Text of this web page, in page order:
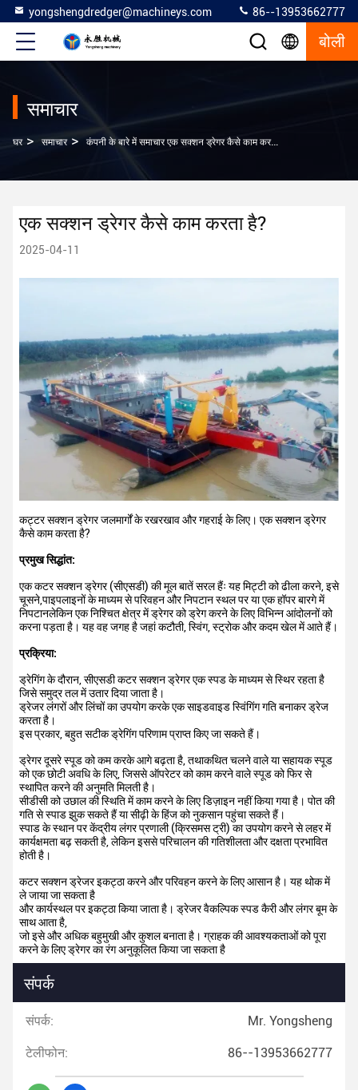
yongshengdredger@machineys.com 86--13953662777
बोली
समाचार
घर > समाचार > कंपनी के बारे में समाचार एक सक्शन ड्रेगर कैसे काम करता है?
एक सक्शन ड्रेगर कैसे काम करता है?
2025-04-11
कट्टर सक्शन ड्रेगर जलमार्गों के रखरखाव और गहराई के लिए। एक सक्शन ड्रेगर
कैसे काम करता है?
प्रमुख सिद्धांत:
एक कटर सक्शन ड्रेगर (सीएसडी) की मूल बातें सरल हैंः यह मिट्टी को ढीला करने, इसे
चूसने,पाइपलाइनों के माध्यम से परिवहन और निपटान स्थल पर या एक हॉपर बारगे में
निपटानलेकिन एक निश्चित क्षेत्र में ड्रेगर को ड्रेग करने के लिए विभिन्न आंदोलनों को
करना पड़ता है। यह वह जगह है जहां कटौती, स्विंग, स्ट्रोक और कदम खेल में आते हैं।
प्रक्रिया:
ड्रेगिंग के दौरान, सीएसडी कटर सक्शन ड्रेगर एक स्पड के माध्यम से स्थिर रहता है
जिसे समुद्र तल में उतार दिया जाता है।
ड्रेजर लंगरों और लिंचों का उपयोग करके एक साइडवाइड स्विंगिंग गति बनाकर ड्रेज
करता है।
इस प्रकार, बहुत सटीक ड्रेगिंग परिणाम प्राप्त किए जा सकते हैं।
ड्रेगर दूसरे स्पूड को कम करके आगे बढ़ता है, तथाकथित चलने वाले या सहायक स्पूड
को एक छोटी अवधि के लिए, जिससे ऑपरेटर को काम करने वाले स्पूड को फिर से
स्थापित करने की अनुमति मिलती है।
सीडीसी को उछाल की स्थिति में काम करने के लिए डिज़ाइन नहीं किया गया है। पोत की
गति से स्पाड झुक सकते हैं या सीढ़ी के हिंज को नुकसान पहुंचा सकते हैं।
स्पाड के स्थान पर केंद्रीय लंगर प्रणाली (क्रिसमस ट्री) का उपयोग करने से लहर में
कार्यक्षमता बढ़ सकती है, लेकिन इससे परिचालन की गतिशीलता और दक्षता प्रभावित
होती है।
कटर सक्शन ड्रेजर इकट्ठा करने और परिवहन करने के लिए आसान है। यह थोक में
ले जाया जा सकता है
और कार्यस्थल पर इकट्ठा किया जाता है। ड्रेजर वैकल्पिक स्पड कैरी और लंगर बूम के
साथ आता है,
जो इसे और अधिक बहुमुखी और कुशल बनाता है। ग्राहक की आवश्यकताओं को पूरा
करने के लिए ड्रेगर का रंग अनुकूलित किया जा सकता है
संपर्क
संपर्क: Mr. Yongsheng
टेलीफोन: 86--13953662777